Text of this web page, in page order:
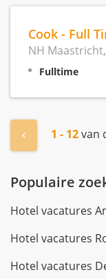
Cook - Full
NH
Fulltime
« Vorige1 - 12van
Populaire
Hotel vacatures
Hotel vacatures
Hotel vacatures